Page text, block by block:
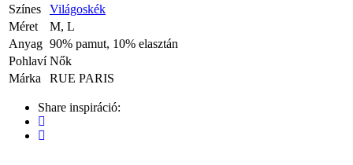
Színes
Világoskék
Méret
M, L
Anyag 90% pamut, 10% elasztán
Pohlaví Nők
Márka
RUE PARIS
Share inspiráció: